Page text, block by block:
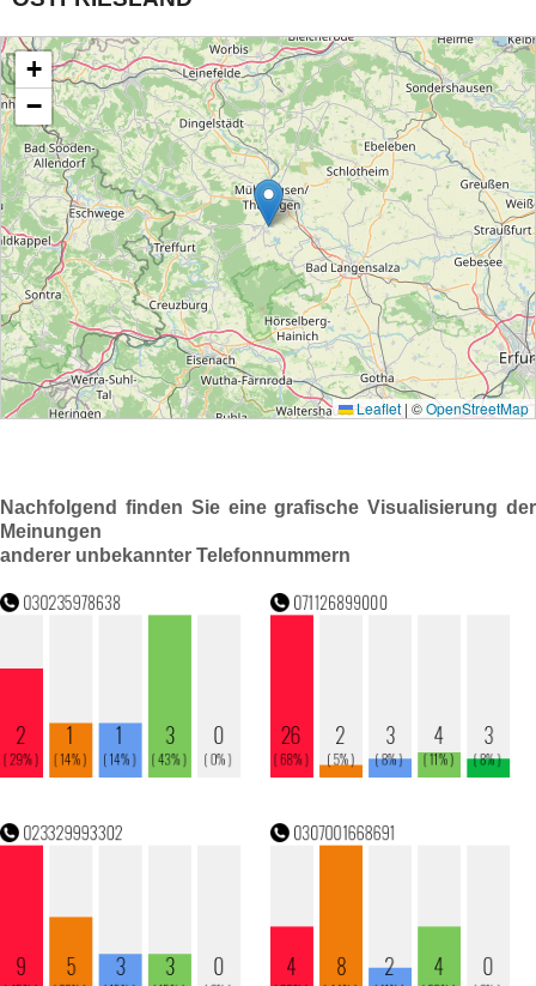
Nachfolgend finden Sie eine grafische Visualisierung der
Meinungen
anderer unbekannter Telefonnummern